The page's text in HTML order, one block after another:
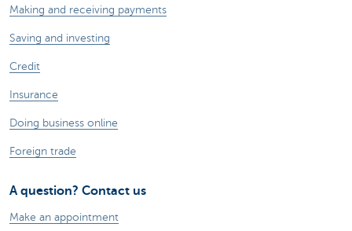
Making and receiving payments
Saving and investing
Credit
Insurance
Doing business online
Foreign trade
A question? Contact us
Make an appointment